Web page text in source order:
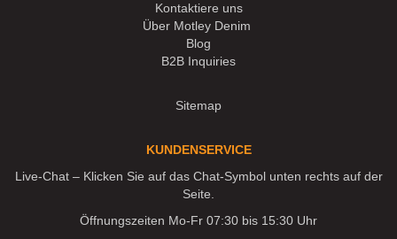
Kontaktiere uns
Über Motley Denim
Blog
B2B Inquiries
Sitemap
KUNDENSERVICE
Live-Chat – Klicken Sie auf das Chat-Symbol unten rechts auf der
Seite.
Öffnungszeiten Mo-Fr 07:30 bis 15:30 Uhr